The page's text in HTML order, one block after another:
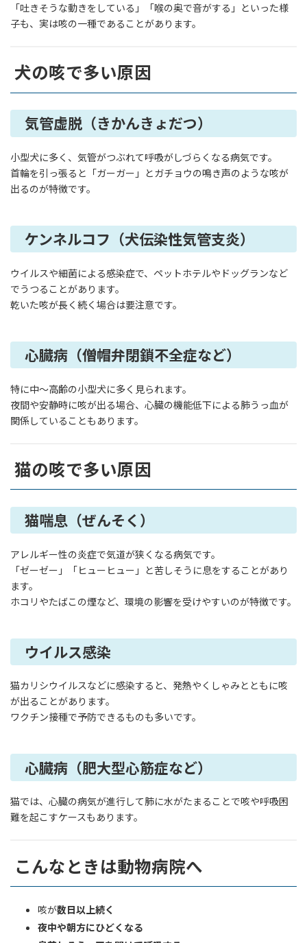
「吐きそうな動きをしている」「喉の奥で音がする」といった様
子も、実は咳の一種であることがあります。
犬の咳で多い原因
気管虚脱（きかんきょだつ）
小型犬に多く、気管がつぶれて呼吸がしづらくなる病気です。
首輪を引っ張ると「ガーガー」とガチョウの鳴き声のような咳が
出るのが特徴です。
ケンネルコフ（犬伝染性気管支炎）
ウイルスや細菌による感染症で、ペットホテルやドッグランなど
でうつることがあります。
乾いた咳が長く続く場合は要注意です。
心臓病（僧帽弁閉鎖不全症など）
特に中〜高齢の小型犬に多く見られます。
夜間や安静時に咳が出る場合、心臓の機能低下による肺うっ血が
関係していることもあります。
猫の咳で多い原因
猫喘息（ぜんそく）
アレルギー性の炎症で気道が狭くなる病気です。
「ゼーゼー」「ヒューヒュー」と苦しそうに息をすることがあり
ます。
ホコリやたばこの煙など、環境の影響を受けやすいのが特徴です。
ウイルス感染
猫カリシウイルスなどに感染すると、発熱やくしゃみとともに咳
が出ることがあります。
ワクチン接種で予防できるものも多いです。
心臓病（肥大型心筋症など）
猫では、心臓の病気が進行して肺に水がたまることで咳や呼吸困
難を起こすケースもあります。
こんなときは動物病院へ
咳が数日以上続く
夜中や朝方にひどくなる